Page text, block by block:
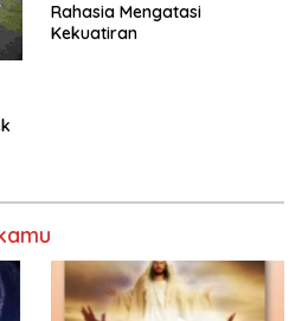
Rahasia Mengatasi
Kekuatiran